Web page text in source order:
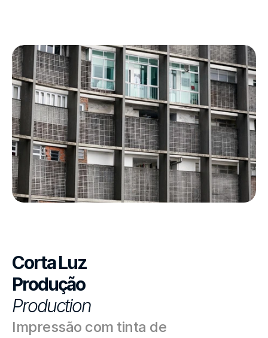
Corta Luz
Produção
Production
Impressão com tinta de